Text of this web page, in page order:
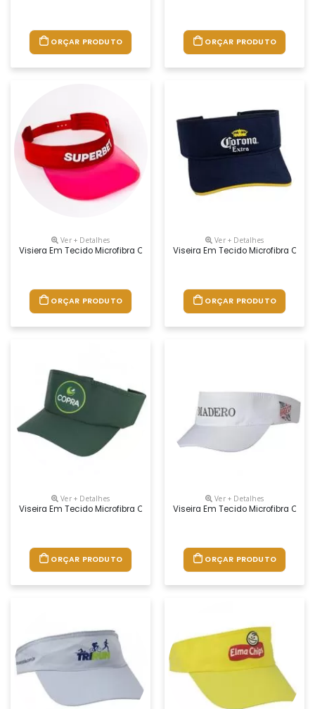
ORÇAR PRODUTO ORÇAR PRODUTO
Ver + Detalhes
Visiera Em Tecido Microfibra Com Reg. Plástico Aba Transparente
ORÇAR PRODUTO
Ver + Detalhes
Viseira Em Tecido Microfibra Ou
ORÇAR PRODUTO
Ver + Detalhes
Viseira Em Tecido Microfibra Ou Brim
ORÇAR PRODUTO
Ver + Detalhes
Viseira Em Tecido Microfibra Ou
ORÇAR PRODUTO